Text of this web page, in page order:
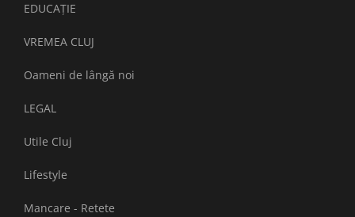
EDUCAȚIE
VREMEA CLUJ
Oameni de lângă noi
LEGAL
Utile Cluj
Lifestyle
Mancare - Retete